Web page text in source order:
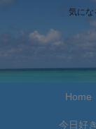
気にな
Home
今日好き